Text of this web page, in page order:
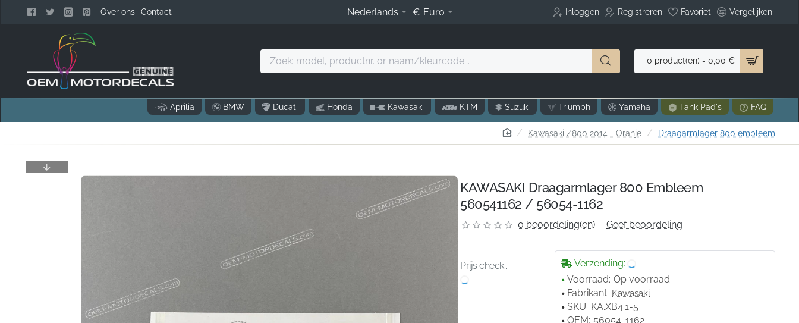
Over ons Contact Nederlands € Euro Inloggen Registreren Favoriet Vergelijken
Zoek:
or
naam/kleurcode...
0 product(en) - 0,00 €
Aprilia BMW Ducati Honda Kawasaki KTM Suzuki Triumph Yamaha Tank Pad's FAQ
homeKawasaki Z800 2014 - Oranje Draagarmlager 800 embleem
KAWASAKI Draagarmlager 800 Embleem
560541162 / 56054-1162
0 beoordeling(en) - Geef beoordeling
Prijs check...
Verzending:
Voorraad: Op voorraad
Fabrikant: Kawasaki
SKU: KA.XB4.1-5
OEM: 56054-1162